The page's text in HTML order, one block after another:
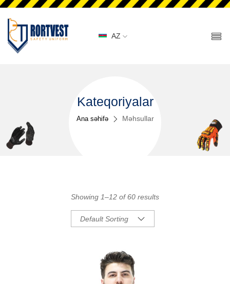
AZ
Kateqoriyalar
Ana səhifə Məhsullar
Showing 1–12 of 60 results
Default Sorting